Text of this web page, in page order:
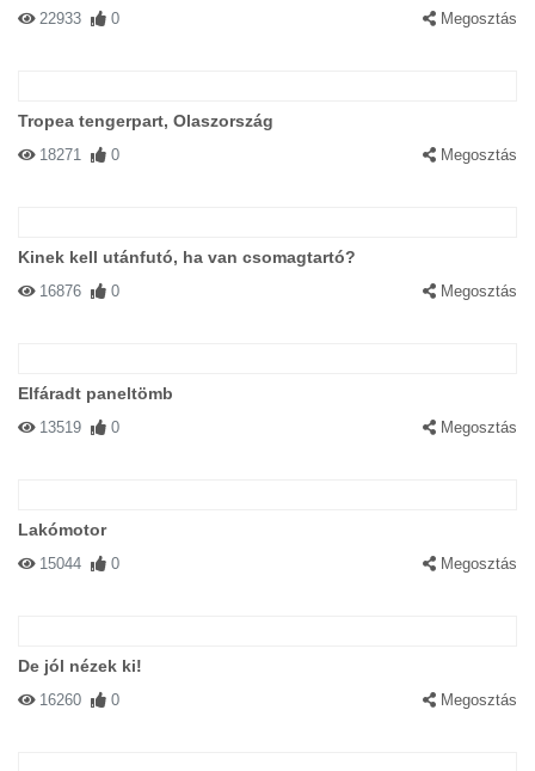
22933 0 Megosztás
Tropea tengerpart, Olaszország
18271 0 Megosztás
Kinek kell utánfutó, ha van csomagtartó?
16876 0 Megosztás
Elfáradt paneltömb
13519 0 Megosztás
Lakómotor
15044 0 Megosztás
De jól nézek ki!
16260 0 Megosztás